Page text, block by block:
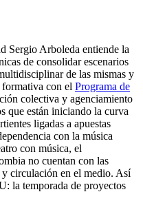
Sergio Arboleda entiende la
de consolidar escenarios
de las mismas y
formativa con el Programa de
colectiva y agenciamiento
que están iniciando la curva
ligadas a apuestas
con la música
con música, el
no cuentan con las
circulación en el medio. Así
la temporada de proyectos